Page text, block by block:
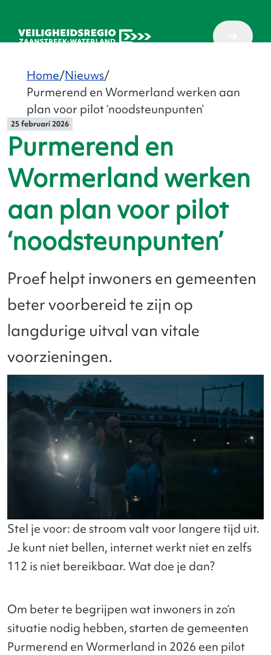
Home Nieuws
Purmerend en Wormerland werken aan
plan voor pilot ‘noodsteunpunten’
Purmerend en
Wormerland werken
aan plan voor pilot
‘noodsteunpunten’
25 februari 2026
Proef helpt inwoners en gemeenten
beter voorbereid te zijn op
langdurige uitval van vitale
voorzieningen.
Stel je voor: de stroom valt voor langere tijd uit.
Je kunt niet bellen, internet werkt niet en zelfs
112 is niet bereikbaar. Wat doe je dan?
Om beter te begrijpen wat inwoners in zo’n
situatie nodig hebben, starten de gemeenten
Purmerend en Wormerland in 2026 een pilot